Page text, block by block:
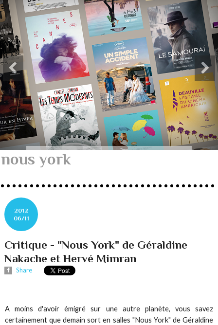
nous york
2012
06/11
Critique - "Nous York" de Géraldine
Nakache et Hervé Mimran
Share
A moins d'avoir émigré sur une autre planète, vous savez
certainement que demain sort en salles "Nous York" de Géraldine